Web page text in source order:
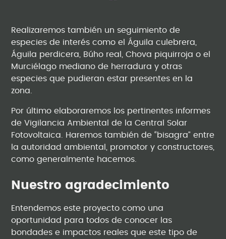
Realizaremos también un seguimiento de
especies de interés como el Águila culebrera,
Águila perdicera, Búho real, Chova piquirroja o el
Murciélago mediano de herradura y otras
especies que pudieran estar presentes en la
zona.
Por último elaboraremos los pertinentes informes
de Vigilancia Ambiental de la Central Solar
Fotovoltaica. Haremos también de “bisagra” entre
la autoridad ambiental, promotor y constructores,
como generalmente hacemos.
Nuestro agradecimiento
Entendemos este proyecto como una
oportunidad para todos de conocer las
bondades e impactos reales que este tipo de